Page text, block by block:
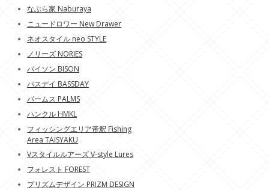
なぶら家 Naburaya
ニュードロワー New Drawer
ネオスタイル neo STYLE
ノリーズ NORIES
バイソン BISON
バスデイ BASSDAY
パームス PALMS
ハンクル HMKL
フィッシングエリア帝釈 Fishing
Area TAISYAKU
Vスタイルルアーズ V-style Lures
フォレスト FOREST
プリズムデザイン PRIZM DESIGN